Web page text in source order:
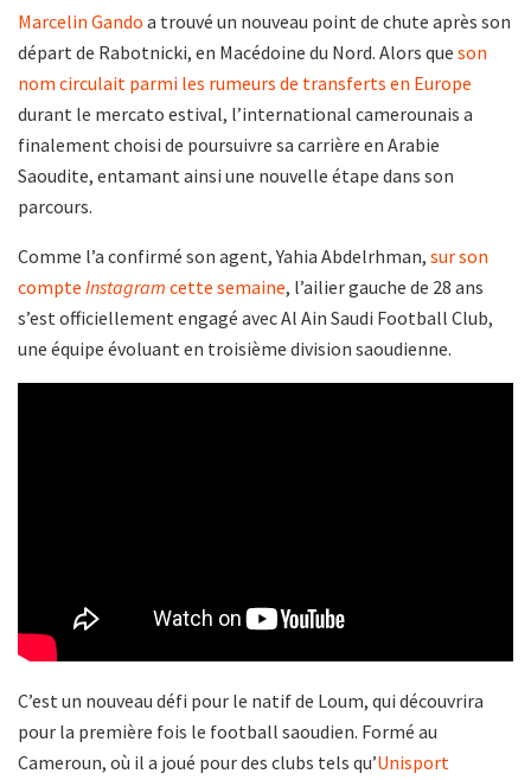
Marcelin Gando a trouvé un nouveau point de chute après son
départ de Rabotnicki, en Macédoine du Nord. Alors que son
nom circulait parmi les rumeurs de transferts en Europe
durant le mercato estival, l’international camerounais a
finalement choisi de poursuivre sa carrière en Arabie
Saoudite, entamant ainsi une nouvelle étape dans son
parcours.
Comme l’a confirmé son agent, Yahia Abdelrhman, sur son
compte Instagram cette semaine, l’ailier gauche de 28 ans
s’est officiellement engagé avec Al Ain Saudi Football Club,
une équipe évoluant en troisième division saoudienne.
C’est un nouveau défi pour le natif de Loum, qui découvrira
pour la première fois le football saoudien. Formé au
Cameroun, où il a joué pour des clubs tels qu’Unisport